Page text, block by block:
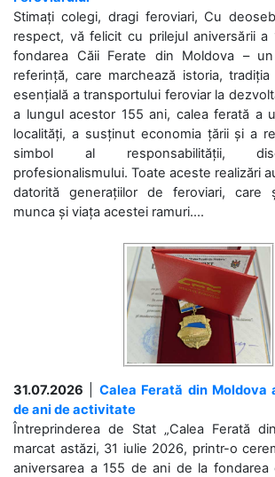
Stimați colegi, dragi feroviari, Cu
respect, vă felicit cu prilejul aniversării a
fondarea Căii Ferate din Moldova –
referință, care marchează istoria,
esențială a transportului feroviar la
a lungul acestor 155 ani, calea ferată a
localități, a susținut economia țării și a
simbol al responsabilității,
profesionalismului. Toate aceste realizări
datorită generațiilor de feroviari, care
munca și viața acestei ramuri....
31.07.2026
Calea Ferată din Moldova
de ani de activitate
Întreprinderea de Stat „Calea Ferată
marcat astăzi, 31 iulie 2026, printr-o
aniversarea a 155 de ani de la fondarea